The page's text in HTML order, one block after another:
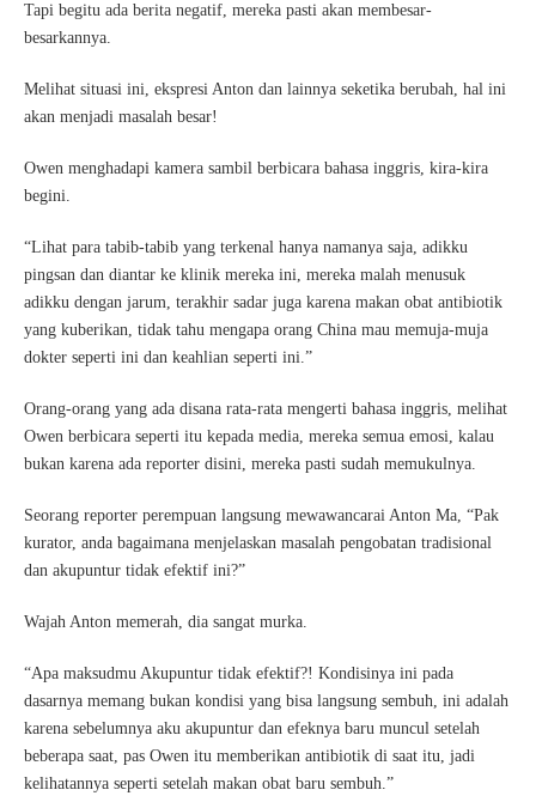
Tapi begitu ada berita negatif, mereka pasti akan membesar-
besarkannya.
Melihat situasi ini, ekspresi Anton dan lainnya seketika berubah, hal ini
akan menjadi masalah besar!
Owen menghadapi kamera sambil berbicara bahasa inggris, kira-kira
begini.
“Lihat para tabib-tabib yang terkenal hanya namanya saja, adikku
pingsan dan diantar ke klinik mereka ini, mereka malah menusuk
adikku dengan jarum, terakhir sadar juga karena makan obat antibiotik
yang kuberikan, tidak tahu mengapa orang China mau memuja-muja
dokter seperti ini dan keahlian seperti ini.”
Orang-orang yang ada disana rata-rata mengerti bahasa inggris, melihat
Owen berbicara seperti itu kepada media, mereka semua emosi, kalau
bukan karena ada reporter disini, mereka pasti sudah memukulnya.
Seorang reporter perempuan langsung mewawancarai Anton Ma, “Pak
kurator, anda bagaimana menjelaskan masalah pengobatan tradisional
dan akupuntur tidak efektif ini?”
Wajah Anton memerah, dia sangat murka.
“Apa maksudmu Akupuntur tidak efektif?! Kondisinya ini pada
dasarnya memang bukan kondisi yang bisa langsung sembuh, ini adalah
karena sebelumnya aku akupuntur dan efeknya baru muncul setelah
beberapa saat, pas Owen itu memberikan antibiotik di saat itu, jadi
kelihatannya seperti setelah makan obat baru sembuh.”